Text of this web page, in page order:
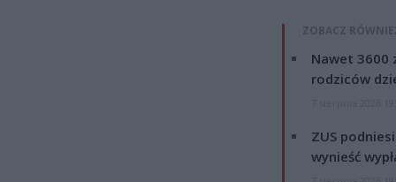
ZOBACZ
Nawet 3600
rodziców
ZUS
wynieść